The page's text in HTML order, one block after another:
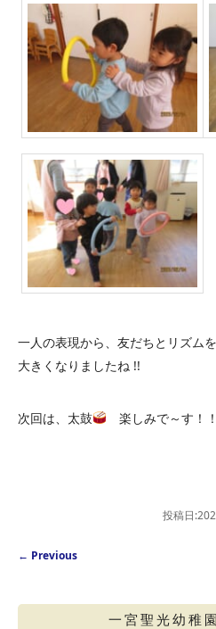
一人の表現から、友だちとリズム
大きくなりましたね !!
次回は、太鼓 楽しみで～す！！
投稿日
Post navigation
← Previous
一宮聖光幼稚